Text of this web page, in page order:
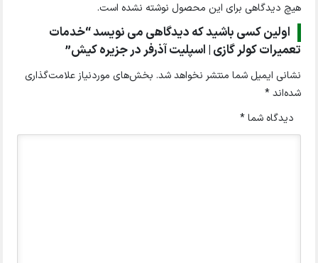
هیچ دیدگاهی برای این محصول نوشته نشده است.
اولین کسی باشید که دیدگاهی می نویسد “خدمات
تعمیرات کولر گازی | اسپلیت آذرفر در جزیره کیش”
نشانی ایمیل شما منتشر نخواهد شد. بخش‌های موردنیاز علامت‌گذاری
شده‌اند*
دیدگاه شما*